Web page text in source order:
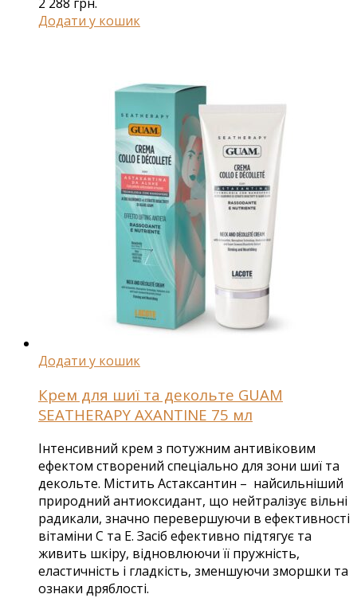
Додати у кошик
Додати у кошик
Крем для шиї та декольте GUAM
SEATHERAPY AXANTINE 75 мл
Інтенсивний крем з потужним антивіковим
ефектом створений спеціально для зони шиї та
декольте. Містить Астаксантин – найсильніший
природний антиоксидант, що нейтралізує вільні
радикали, значно перевершуючи в ефективності
вітаміни С та Е. Засіб ефективно підтягує та
живить шкіру, відновлюючи її пружність,
еластичність і гладкість, зменшуючи зморшки та
ознаки дряблості.